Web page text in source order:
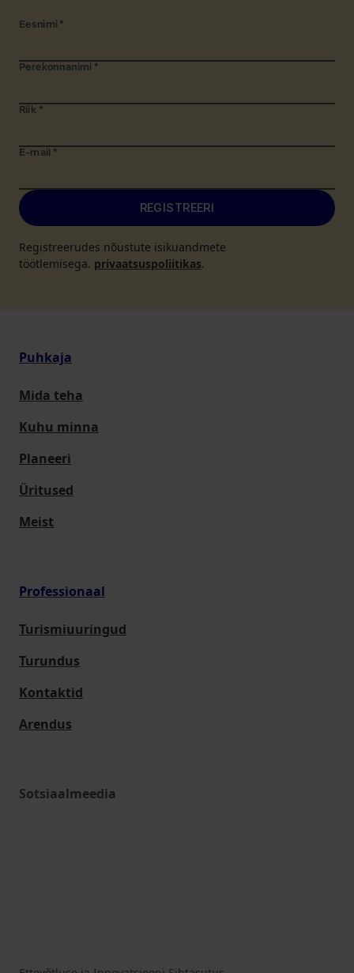
Eesnimi *
Perekonnanimi *
Riik *
E-mail *
REGISTREERI
Registreerudes nõustute isikuandmete
töötlemisega. privaatsuspoliitikas.
Puhkaja
Mida teha
Kuhu minna
Planeeri
Üritused
Meist
Professionaal
Turismiuuringud
Turundus
Kontaktid
Arendus
Sotsiaalmeedia